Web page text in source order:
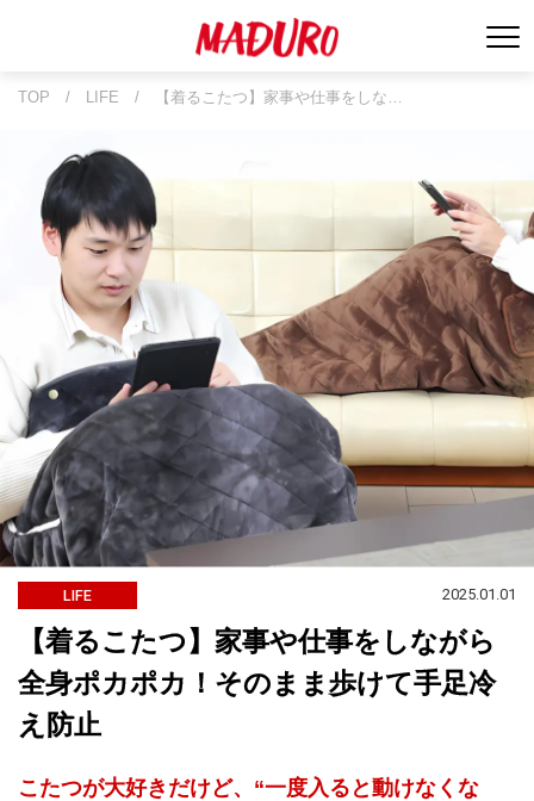
TOP / LIFE / 【着るこたつ】家事や仕事をしな…
LIFE 2025.01.01
【着るこたつ】家事や仕事をしながら
全身ポカポカ！そのまま歩けて手足冷
え防止
こたつが大好きだけど、“一度入ると動けなくな